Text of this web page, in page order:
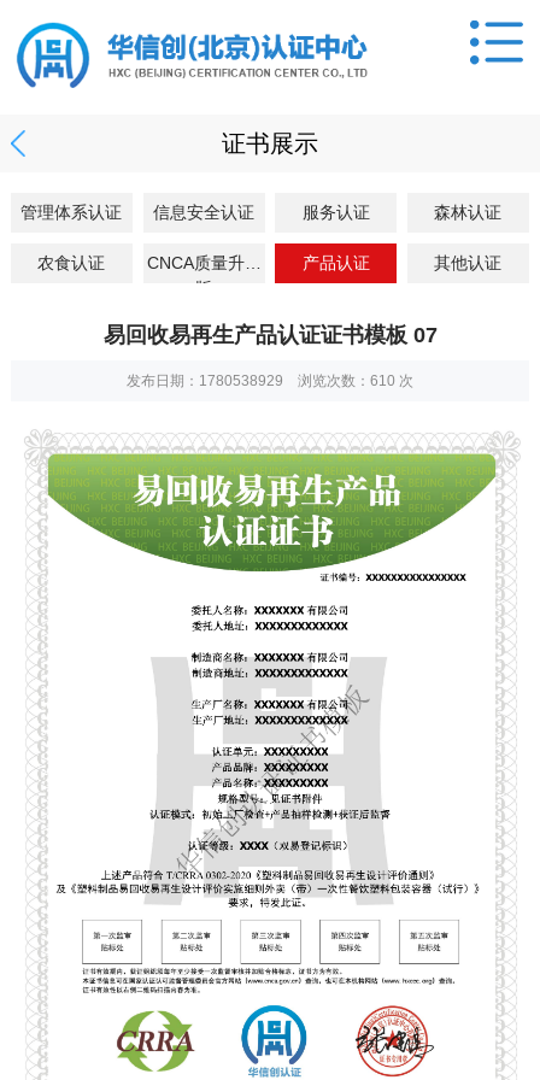
证书展示
管理体系认证 信息安全认证 服务认证 森林认证
农食认证
CNCA质量升级
版
产品认证 其他认证
易回收易再生产品认证证书模板 07
发布日期：1780538929 浏览次数： 610 次